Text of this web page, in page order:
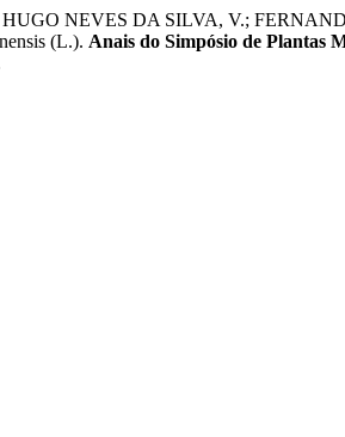
NEVES DA SILVA, V.;
(L.). Anais do Simpósio de Plantas